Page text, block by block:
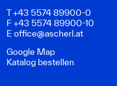
T +43 5574 89900-0
F +43 5574 89900-10
Eoffice@ascherl.at
Google Map
Katalog bestellen